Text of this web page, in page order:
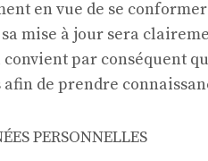
en vue de se
sa mise à jour sera
par conséquent
afin de prendre
PERSONNELLES